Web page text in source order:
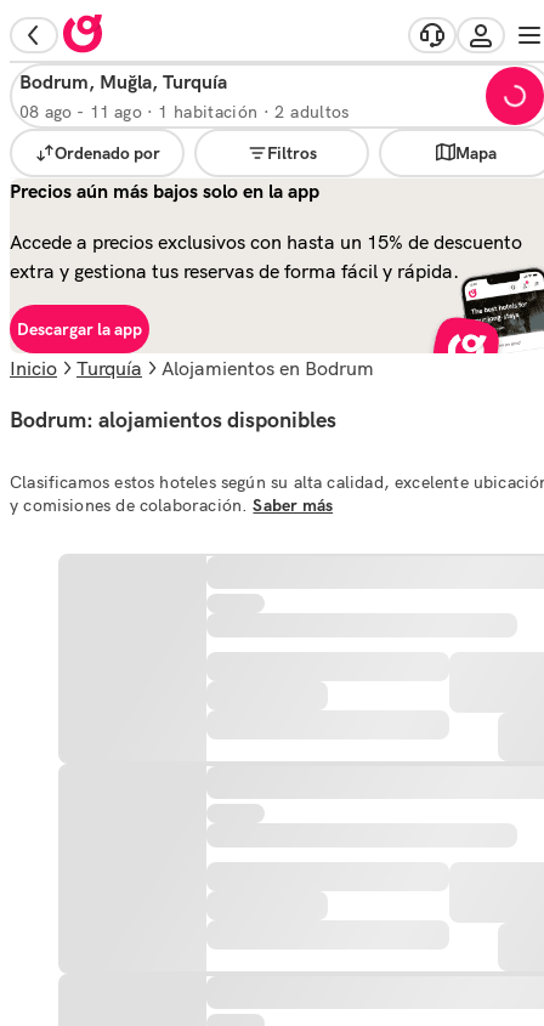
Bodrum, Muğla, Turquía
08 ago - 11 ago· 1 habitación · 2 adultos
Ordenado por Filtros Mapa
Precios aún más bajos solo en la app
Accede a precios exclusivos con hasta un 15% de descuento
extra y gestiona tus reservas de forma fácil y rápida.
Descargar la app
Inicio Turquía alojamientos en Bodrum
Bodrum: alojamientos disponibles
Clasificamos estos hoteles según su alta calidad, excelente
y comisiones de colaboración. Saber más